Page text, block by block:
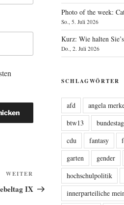
Beitrag
WEITER
IX
Photo of the week:
So., 5. Juli 2026
Kurz: Wie halten
Do., 2. Juli 2026
SCHLAGWÖRTER
afd angela
btw13
cdu
fantasy
garten
gender
hochschulpolitik
innerparteiliche